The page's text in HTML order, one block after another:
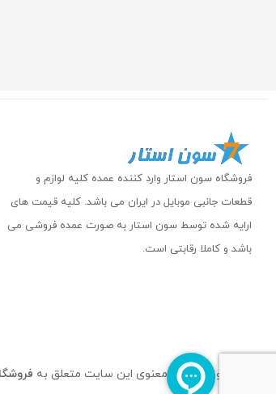
فروشگاه سون استار وارد کننده عمده کلیه لوازم و
قطعات جانبی موبایل در ایران می باشد. کلیه قیمت های
ارایه شده توسط سون استار به صورت عمده فروشی می
باشد و کاملا رقابتی است.
تمام حقوق مادی و معنوی این سایت متعلق به